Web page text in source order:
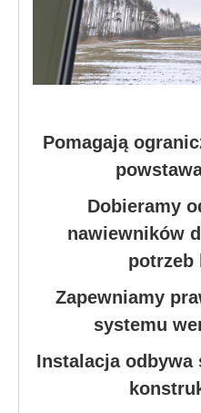
Pomagają
Dobieramy
nawiewników
potrzeb
Zapewniamy
systemu
Instalacja odbywa